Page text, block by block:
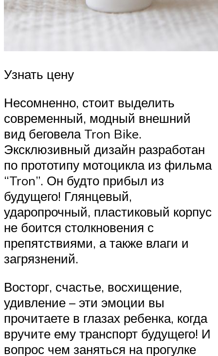
Узнать цену
Несомненно, стоит выделить
современный, модный внешний
вид беговела Tron Bike.
Эксклюзивный дизайн разработан
по прототипу мотоцикла из фильма
“Tron”. Он будто прибыл из
будущего! Глянцевый,
ударопрочный, пластиковый корпус
не боится столкновения с
препятствиями, а также влаги и
загрязнений.
Восторг, счастье, восхищение,
удивление – эти эмоции вы
прочитаете в глазах ребенка, когда
вручите ему транспорт будущего! И
вопрос чем заняться на прогулке